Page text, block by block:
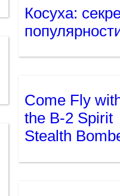
Косуха:
Come Fly
the B-2 Spirit
Stealth